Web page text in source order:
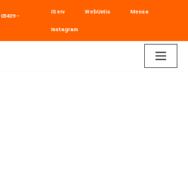
05439 –
IServ WebUntis Mensa
Instagram